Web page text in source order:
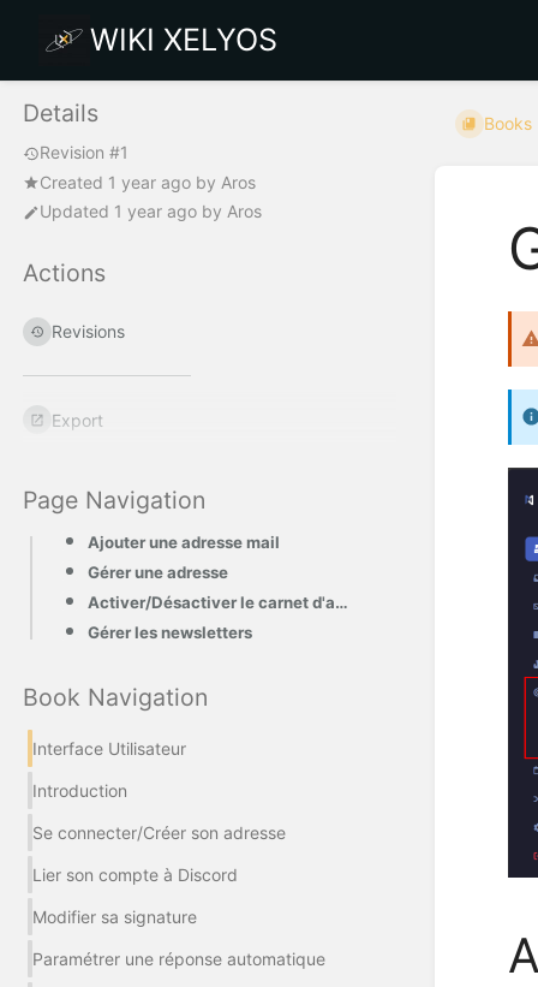
WIKI XELYOS
Details
Revision #1
Created 1 year ago by Aros
Updated 1 year ago by Aros
Actions
Revisions
Export
Page Navigation
Ajouter une adresse mail
Gérer une adresse
Activer/Désactiver le carnet d'adresse
Gérer les newsletters
Book Navigation
Interface Utilisateur
Introduction
Se connecter/Créer son adresse
Lier son compte à Discord
Modifier sa signature
Paramétrer une réponse automatique
Books